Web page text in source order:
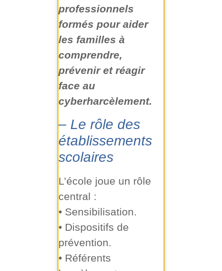
professionnels
formés pour aider
les familles à
comprendre,
prévenir et réagir
face au
cyberharcèlement.
– Le rôle des
établissements
scolaires
L’école joue un rôle
central :
• Sensibilisation.
• Dispositifs de
prévention.
• Référents